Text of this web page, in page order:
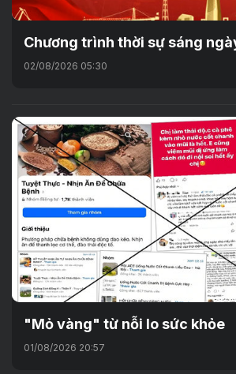
Chương trình thời sự sáng
02/08/2026 05:30
"Mỏ vàng" từ nỗi lo sức khỏe
01/08/2026 20:57